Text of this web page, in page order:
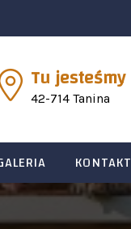
Tu jesteśmy
42-714 Tanina
KONTAKT